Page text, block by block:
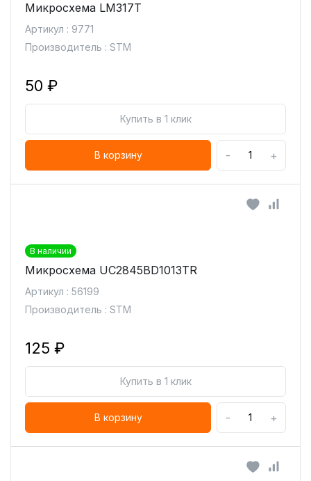
Микросхема LM317T
Артикул : 9771
Производитель : STM
50 ₽
Купить в 1 клик
В корзину - +
В наличии
Микросхема UC2845BD1013TR
Артикул : 56199
Производитель : STM
125 ₽
Купить в 1 клик
В корзину - +